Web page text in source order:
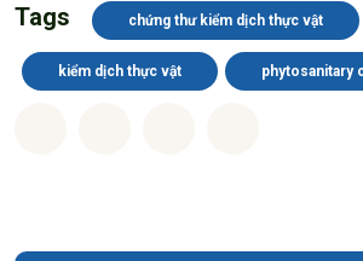
Tags chứng thư kiểm dịch thực vật
kiểm dịch thực vật phytosanitary